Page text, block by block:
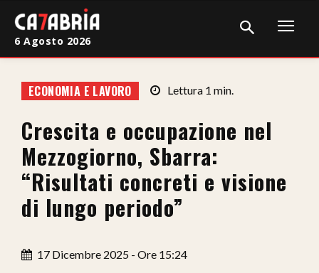
Cronaca
Giudiziaria
Politica
Sport
Sanità
6 Agosto 2026
ECONOMIA E LAVORO Lettura 1 min.
Crescita e occupazione nel
Mezzogiorno, Sbarra:
“Risultati concreti e visione
di lungo periodo”
17 Dicembre 2025 - Ore 15:24